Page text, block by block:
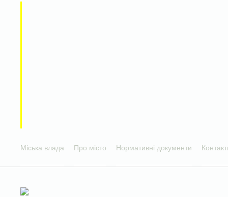
Міська влада Про місто Нормативні документи